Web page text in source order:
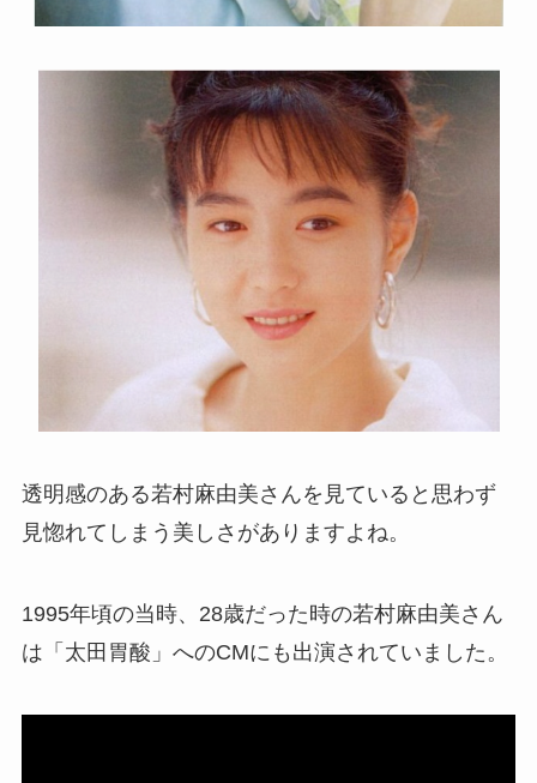
透明感のある若村麻由美さんを見ていると思わず
見惚れてしまう美しさがありますよね。
1995年頃の当時、28歳だった時の若村麻由美さん
は「太田胃酸」へのCMにも出演されていました。